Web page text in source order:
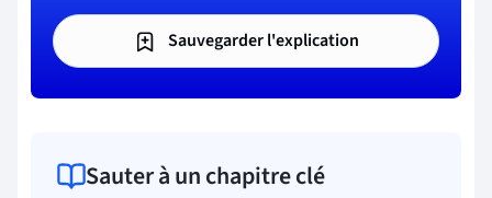
Sauvegarder l'explication
Sauter à un chapitre clé